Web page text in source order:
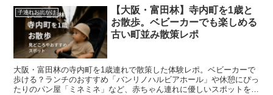
子連れお出かけ
【大阪・富田林】寺内町を1歳と
お散歩。ベビーカーでも楽しめる
古い町並み散策レポ
大阪・富田林の寺内町を1歳連れで散策した体験レポ。ベビーカーで
歩ける？ランチのおすすめ「バンリノハルビアホール」や休憩にぴっ
たりのパン屋「ミネミネ」など、赤ちゃん連れに優しいスポットを詳